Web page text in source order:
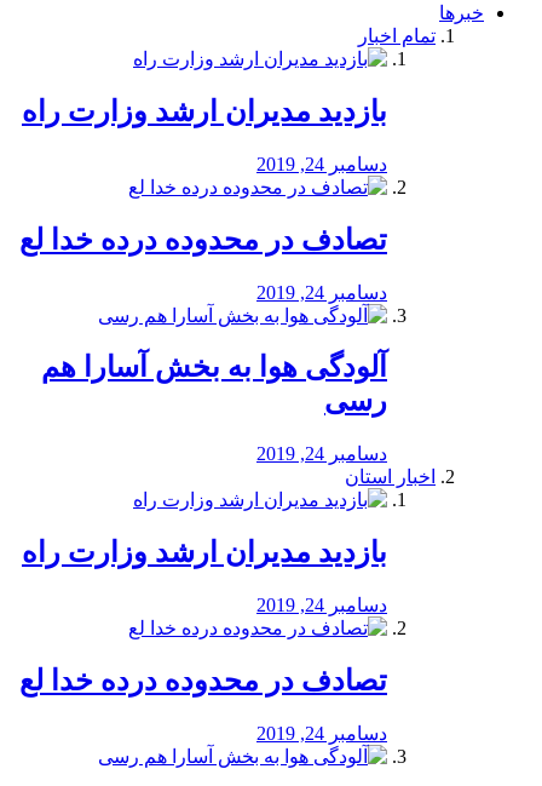
خبرها
تمام اخبار
بازدید مدیران ارشد وزارت راه
دسامبر 24, 2019
تصادف در محدوده درده خدا لع
دسامبر 24, 2019
آلودگی هوا به بخش آسارا هم
رسی
دسامبر 24, 2019
اخبار استان
بازدید مدیران ارشد وزارت راه
دسامبر 24, 2019
تصادف در محدوده درده خدا لع
دسامبر 24, 2019